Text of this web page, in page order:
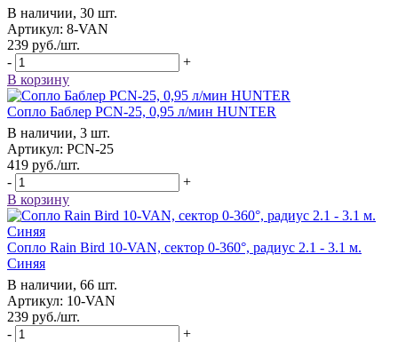
В наличии, 30 шт.
Артикул: 8-VAN
239 руб./шт.
-
+
В корзину
Сопло Баблер РСN-25, 0,95 л/мин HUNTER
В наличии, 3 шт.
Артикул: РСN-25
419 руб./шт.
-
+
В корзину
Сопло Rain Bird 10-VAN, сектор 0-360°, радиус 2.1 - 3.1 м.
Синяя
В наличии, 66 шт.
Артикул: 10-VAN
239 руб./шт.
-
+